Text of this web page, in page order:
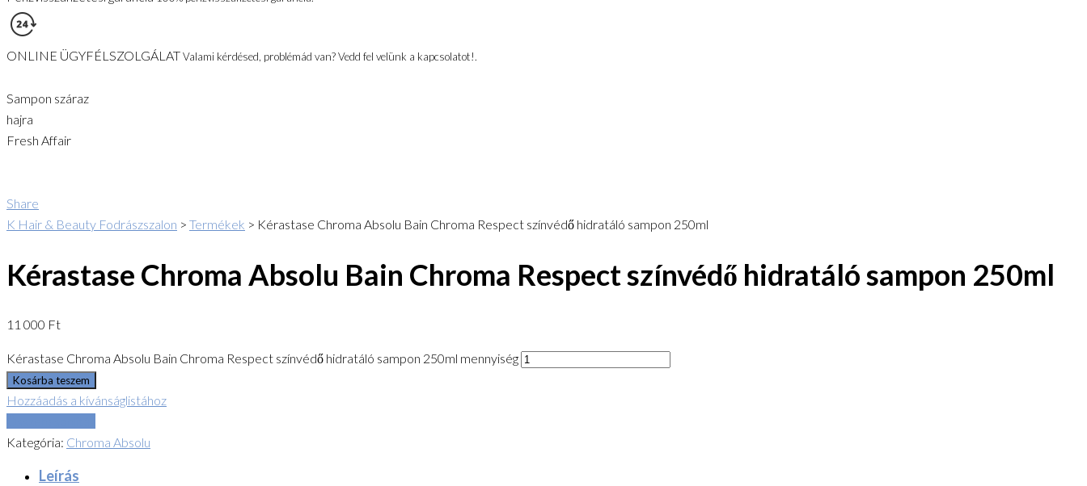
ONLINE ÜGYFÉLSZOLGÁLATValami kérdésed, problémád van? Vedd fel velünk a kapcsolatot!.
Sampon száraz
hajra
Fresh Affair
Share
K Hair & Beauty Fodrászszalon > Termékek > Kérastase Chroma Absolu Bain Chroma Respect színvédő hidratáló sampon 250ml
Kérastase Chroma Absolu Bain Chroma Respect színvédő hidratáló sampon 250ml
11 000 Ft
Kérastase Chroma Absolu Bain Chroma Respect színvédő hidratáló sampon 250ml mennyiség
Kosárba teszem
Hozzáadás a kívánságlistához
Kategória: Chroma Absolu
Leírás